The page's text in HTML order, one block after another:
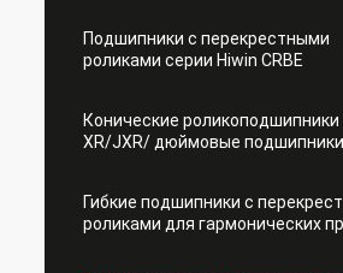
Подшипники с перекрестными
роликами серии Hiwin CRBE
Конические роликоподшипники
XR/JXR/ дюймовые подшипники
Гибкие подшипники с
роликами для гармонических